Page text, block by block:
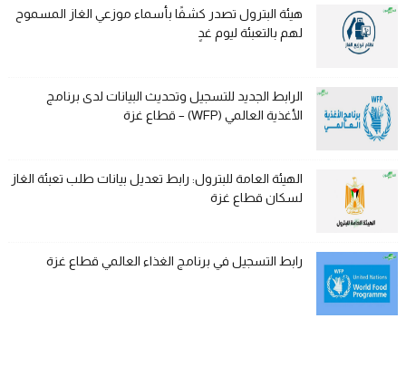
هيئة البترول تصدر كشفًا بأسماء موزعي الغاز المسموح
لهم بالتعبئة ليوم غدٍ
الرابط الجديد للتسجيل وتحديث البيانات لدى برنامج
الأغذية العالمي (WFP) – قطاع غزة
الهيئة العامة للبترول: رابط تعديل بيانات طلب تعبئة الغاز
لسكان قطاع غزة
رابط التسجيل في برنامج الغذاء العالمي قطاع غزة